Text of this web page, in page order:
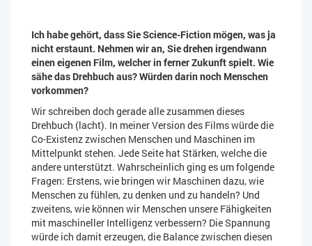
Ich habe gehört, dass Sie Science-Fiction mögen, was ja
nicht erstaunt. Nehmen wir an, Sie drehen irgendwann
einen eigenen Film, welcher in ferner Zukunft spielt. Wie
sähe das Drehbuch aus? Würden darin noch Menschen
vorkommen?
Wir schreiben doch gerade alle zusammen dieses
Drehbuch (lacht). In meiner Version des Films würde die
Co-Existenz zwischen Menschen und Maschinen im
Mittelpunkt stehen. Jede Seite hat Stärken, welche die
andere unterstützt. Wahrscheinlich ging es um folgende
Fragen: Erstens, wie bringen wir Maschinen dazu, wie
Menschen zu fühlen, zu denken und zu handeln? Und
zweitens, wie können wir Menschen unsere Fähigkeiten
mit maschineller Intelligenz verbessern? Die Spannung
würde ich damit erzeugen, die Balance zwischen diesen